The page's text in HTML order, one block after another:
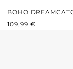
BOHO
REGULÄRER
109,99 €